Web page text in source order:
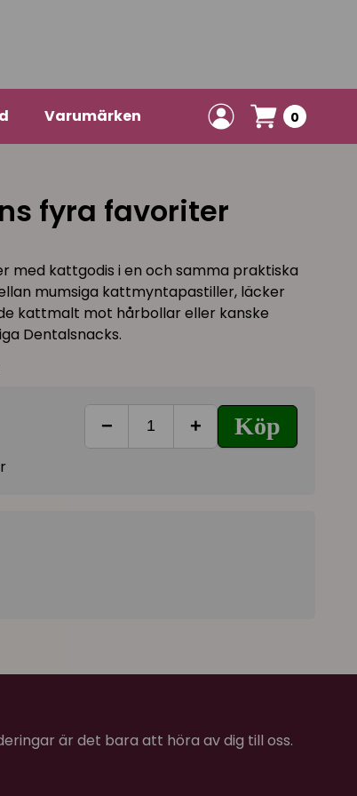
Varumärken 0
fyra favoriter
med kattgodis i en och samma praktiska
mumsiga kattmyntapastiller, läcker
kattmalt mot hårbollar eller kanske
Dentalsnacks.
− + Köp
är det bara att höra av dig till oss.